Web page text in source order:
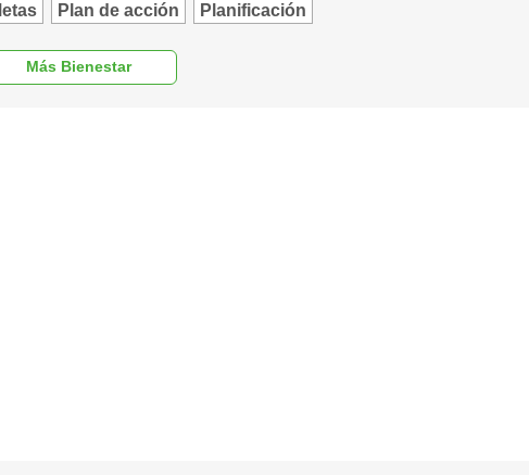
Plan de acción Planificación
Más Bienestar